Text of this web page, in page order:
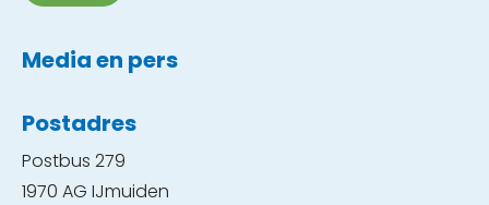
Media en pers
Postadres
Postbus 279
1970 AG IJmuiden